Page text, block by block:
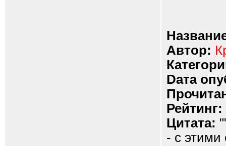
Автор:
Dата
Рейтинг:
Цитата:
- с этими